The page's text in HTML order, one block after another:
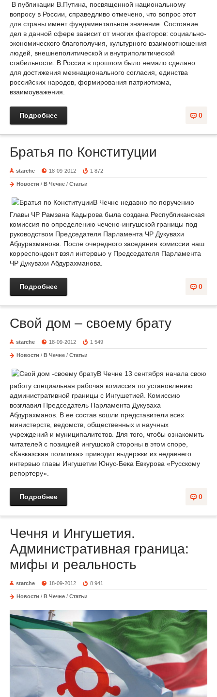
В публикации В.Путина, посвященной национальному
вопросу в России, справедливо отмечено, что вопрос этот
для страны имеет фундаментальное значение. Состояние
дел в данной сфере зависит от многих факторов: социально-
экономического благополучия, культурного взаимоотношения
людей, внешнеполитической и внутриполитической
стабильности. В России в прошлом было немало сделано
для достижения межнационального согласия, единства
российских народов, формирования патриотизма,
взаимоуважения.
0
Подробнее
Братья по Конституции
starche 18-09-2012 1 872
Новости / В Чечне / Статьи
В Чечне недавно по поручению
Главы ЧР Рамзана Кадырова была создана Республиканская
комиссия по определению чечено-ингушской границы под
руководством Председателя Парламента ЧР Дукувахи
Абдурахманова. После очередного заседания комиссии наш
корреспондент взял интервью у Председателя Парламента
ЧР Дукувахи Абдурахманова.
0
Подробнее
Свой дом – своему брату
starche 18-09-2012 1 549
Новости / В Чечне / Статьи
В Чечне 13 сентября начала свою
работу специальная рабочая комиссия по установлению
административной границы с Ингушетией. Комиссию
возглавил Председатель Парламента Дукуваха
Абдурахманов. В ее состав вошли представители всех
министерств, ведомств, общественных и научных
учреждений и муниципалитетов. Для того, чтобы ознакомить
читателей с позицией ингушской стороны в этом споре,
«Кавказская политика» приводит выдержки из недавнего
интервью главы Ингушетии Юнус-Бека Евкурова «Русскому
репортеру».
0
Подробнее
Чечня и Ингушетия.
Административная граница:
мифы и реальность
starche 18-09-2012 8 941
Новости / В Чечне / Статьи